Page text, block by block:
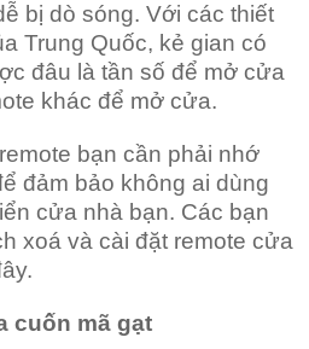
bị dò sóng. Với các thiết
Trung Quốc, kẻ gian có
đâu là tần số để mở cửa
khác để mở cửa.
bạn cần phải nhớ
đảm bảo không ai dùng
cửa nhà bạn. Các bạn
xoá và cài đặt remote cửa
cuốn mã gạt